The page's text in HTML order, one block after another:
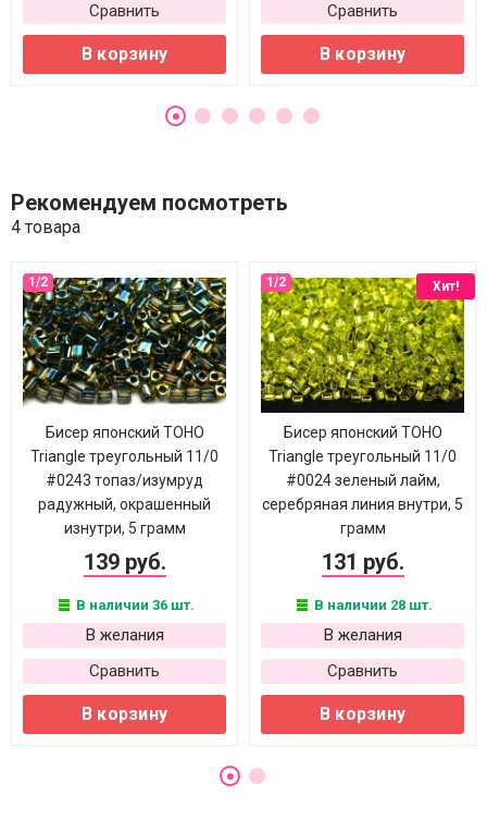
Сравнить
В корзину
Сравнить
В корзину
Рекомендуем посмотреть
4 товара
Бисер японский TOHO
Triangle треугольный 11/0
#0243 топаз/изумруд
радужный, окрашенный
изнутри, 5 грамм
139 руб.
В наличии 36 шт.
В желания
Сравнить
В корзину
Хит!
Бисер японский TOHO
Triangle треугольный 11/0
#0024 зеленый лайм,
серебряная линия внутри, 5
грамм
131 руб.
В наличии 28 шт.
В желания
Сравнить
В корзину